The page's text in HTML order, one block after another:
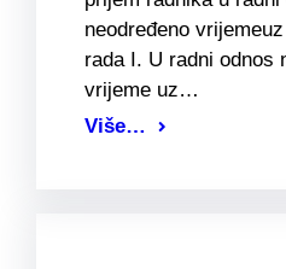
neodređeno
rada I. U radni odnos
vrijeme uz…
Više…